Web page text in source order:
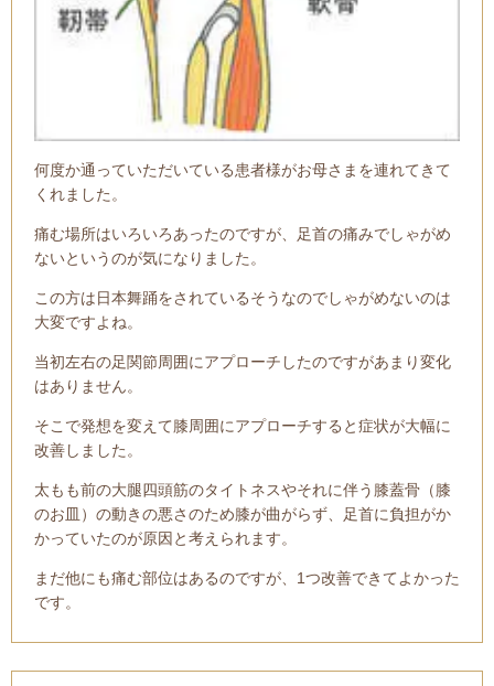
何度か通っていただいている患者様がお母さまを連れてきて
くれました。
痛む場所はいろいろあったのですが、足首の痛みでしゃがめ
ないというのが気になりました。
この方は日本舞踊をされているそうなのでしゃがめないのは
大変ですよね。
当初左右の足関節周囲にアプローチしたのですがあまり変化
はありません。
そこで発想を変えて膝周囲にアプローチすると症状が大幅に
改善しました。
太もも前の大腿四頭筋のタイトネスやそれに伴う膝蓋骨（膝
のお皿）の動きの悪さのため膝が曲がらず、足首に負担がか
かっていたのが原因と考えられます。
まだ他にも痛む部位はあるのですが、1つ改善できてよかった
です。